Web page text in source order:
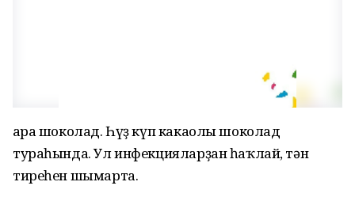
Ҡара шоколад. Һүҙ күп какаолы шоколад
тураһында. Ул инфекцияларҙан һаҡлай, тән
тиреһен шымарта.